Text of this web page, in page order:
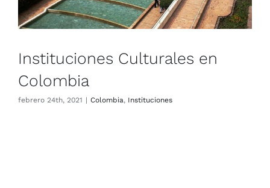
Instituciones Culturales en
Colombia
febrero 24th, 2021 | Colombia, Instituciones